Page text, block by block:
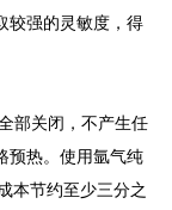
较强的灵敏度，得
部关闭，不产生任
预热。使用氩气纯
本节约至少三分之